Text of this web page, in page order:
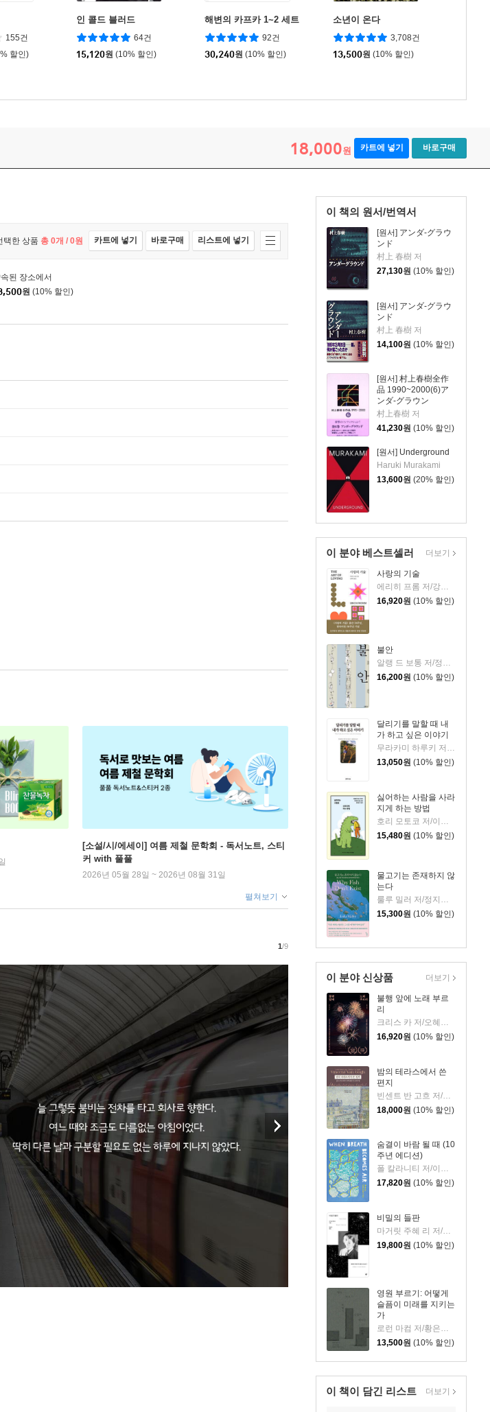
155건
할인)
인 콜드 블러드
64건
15,120원 (10% 할인)
해변의 카프카 1~2 세트
92건
30,240원 (10% 할인)
소년이 온다
3,708건
13,500원 (10% 할인)
18,000원 카트에 넣기 바로구매
이 책의 원서/번역서
[원서] アンダ-グラウ
ンド
村上 春樹 저
27,130원 (10% 할인)
[원서] アンダ-グラウ
ンド
村上 春樹 저
14,100원 (10% 할인)
[원서] 村上春樹全作
品 1990~2000(6)ア
ンダ-グラウン
村上春樹 저
41,230원 (10% 할인)
[원서] Underground
Haruki Murakami
13,600원 (20% 할인)
이 분야 베스트셀러
사랑의 기술
에리히 프롬 저/강주헌 역
16,920원 (10% 할인)
불안
알랭 드 보통 저/정영목 역
16,200원 (10% 할인)
달리기를 말할 때 내
가 하고 싶은 이야기
무라카미 하루키 저/임홍빈 역
13,050원 (10% 할인)
싫어하는 사람을 사라
지게 하는 방법
호리 모토코 저/이은혜 역
15,480원 (10% 할인)
물고기는 존재하지 않
는다
15,300원 (10% 할인)
더보기
이 분야 신상품
불행 앞에 노래 부르
리
16,920원 (10% 할인)
밤의 테라스에서 쓴
편지
빈센트 반 고흐 저/신성림 역
18,000원 (10% 할인)
숨결이 바람 될 때 (10
주년 에디션)
17,820원 (10% 할인)
비밀의 들판
마거릿 주혜 리 저/장상미 역
19,800원 (10% 할인)
영원 부르기: 어떻게
슬픔이 미래를 지키는
가
13,500원 (10% 할인)
더보기
이 책이 담긴 리스트 더보기
택한 상품 총 0개 / 0원 카트에 넣기 바로구매 리스트에 넣기
된 장소에서
원 (10% 할인)
[소설/시/에세이] 여름 제철 문학회 - 독서노트, 스티
커 with 풀풀
2026년 05월 28일 ~ 2026년 08월 31일
펼쳐보기
1/9